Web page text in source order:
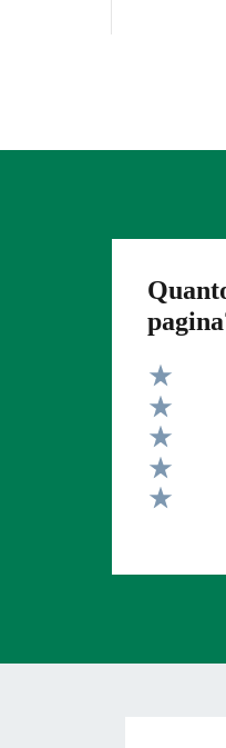
Valuta 5
Valuta 4
Valuta 3
Valuta 2